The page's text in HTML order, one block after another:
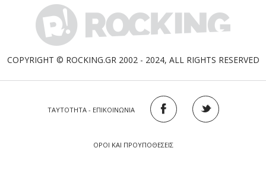
COPYRIGHT © ROCKING.GR 2002 - 2024, ALL RIGHTS RESERVED
ΤΑΥΤΟΤΗΤΑ - ΕΠΙΚΟΙΝΩΝΙΑ
ΟΡΟΙ ΚΑΙ ΠΡΟΥΠΟΘΕΣΕΙΣ